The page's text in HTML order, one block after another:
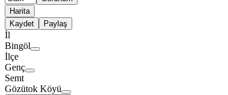
Harita
Kaydet
Paylaş
İl
Bingöl
İlçe
Genç
Semt
Gözütok Köyü